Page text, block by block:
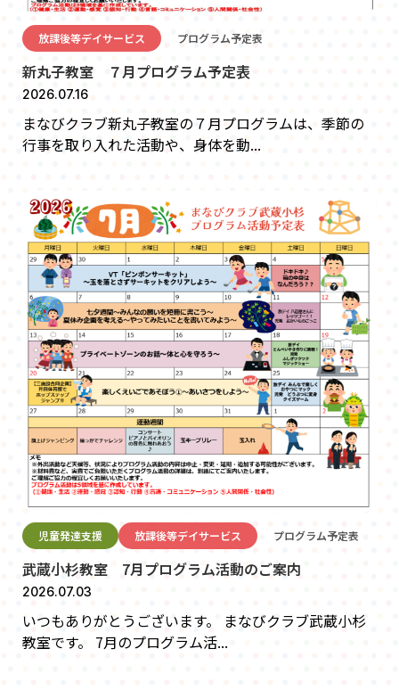
放課後等デイサービス プログラム予定表
新丸子教室 ７月プログラム予定表
2026.07.16
まなびクラブ新丸子教室の７月プログラムは、季節の
行事を取り入れた活動や、身体を動...
児童発達支援 放課後等デイサービス プログラム予定表
武蔵小杉教室 7月プログラム活動のご案内
2026.07.03
いつもありがとうございます。 まなびクラブ武蔵小杉
教室です。 7月のプログラム活...